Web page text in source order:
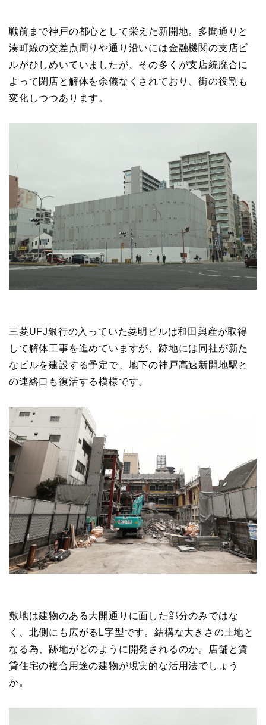
戦前まで神戸の都心として栄えた新開地。多聞通りと
湊町線の交差点周りや通り沿いには金融機関の支店ビ
ルがひしめいていましたが、その多くが支店統廃合に
よって閉店と解体を余儀なくされており、街の役割も
変化しつつあります。
三菱UFJ銀行の入っていた菱明ビルは和田興産が取得
して解体工事を進めていますが、跡地には同社が新た
なビルを建設する予定で、地下の神戸高速新開地駅と
の連絡口も復活する模様です。
敷地は建物のある大開通りに面した部分のみではな
く、北側にも広がるL字型です。結構な大きさの土地と
なる為、跡地がどのように開発されるのか。店舗と賃
貸住宅の複合用途の建物が現実的な活用法でしょう
か。